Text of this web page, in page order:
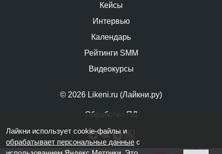
© 2026 Likeni.ru (Лайкни.ру)
Обработка ПД
Кейсы
Интервью
Календарь
Рейтинги SMM
Видеокурсы
Лайкни использует cookie-файлы и
обрабатывает персональные данные с